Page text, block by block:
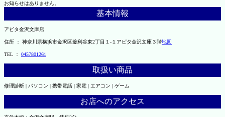
お知らせはありません。
基本情報
アピタ金沢文庫店
住所 ： 神奈川県横浜市金沢区釜利谷東2丁目１-１アピタ金沢文庫３階地図
TEL ： 0457801261
取扱い商品
修理診断 | パソコン | 携帯電話 | 家電 | エアコン | ゲーム
お店へのアクセス